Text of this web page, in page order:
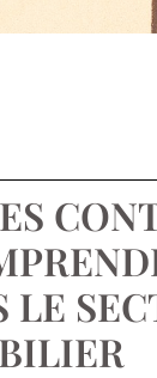
LE